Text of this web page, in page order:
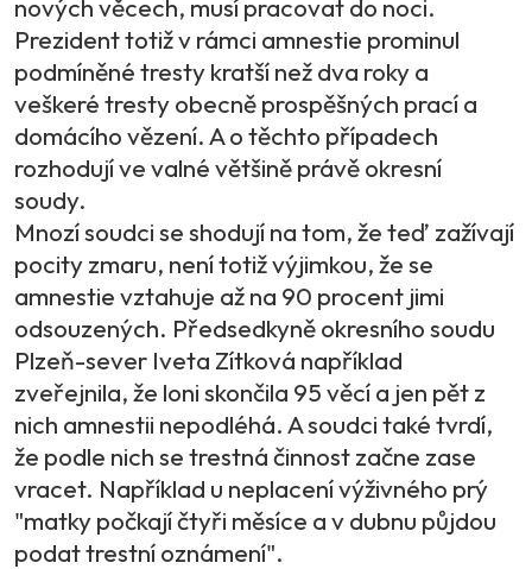
nových věcech, musí pracovat do noci.
Prezident totiž v rámci amnestie prominul
podmíněné tresty kratší než dva roky a
veškeré tresty obecně prospěšných prací a
domácího vězení. A o těchto případech
rozhodují ve valné většině právě okresní
soudy.
Mnozí soudci se shodují na tom, že teď zažívají
pocity zmaru, není totiž výjimkou, že se
amnestie vztahuje až na 90 procent jimi
odsouzených. Předsedkyně okresního soudu
Plzeň-sever Iveta Zítková například
zveřejnila, že loni skončila 95 věcí a jen pět z
nich amnestii nepodléhá. A soudci také tvrdí,
že podle nich se trestná činnost začne zase
vracet. Například u neplacení výživného prý
"matky počkají čtyři měsíce a v dubnu půjdou
podat trestní oznámení".